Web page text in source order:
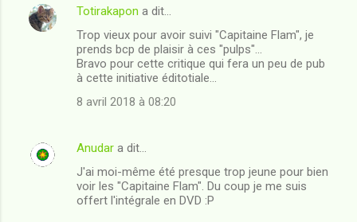
C
t
Totirakapon a dit…
Trop vieux pour avoir suivi "Capitaine Flam", je
prends bcp de plaisir à ces "pulps"...
Bravo pour cette critique qui fera un peu de pub
à cette initiative éditotiale...
8 avril 2018 à 08:20
Anudar a dit…
J'ai moi-même été presque trop jeune pour bien
voir les "Capitaine Flam". Du coup je me suis
offert l'intégrale en DVD :P